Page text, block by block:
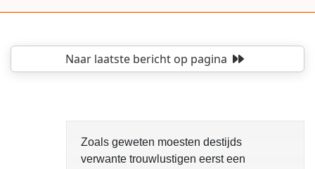
Naar laatste berichtop pagina
Zoals geweten moesten destijds
verwante trouwlustigen eerst een